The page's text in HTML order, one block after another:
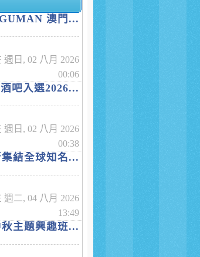
澳門...
週日, 02 八月 2026
00:06
吧入選2026...
週日, 02 八月 2026
00:38
結全球知名...
週二, 04 八月 2026
13:49
主題興趣班...